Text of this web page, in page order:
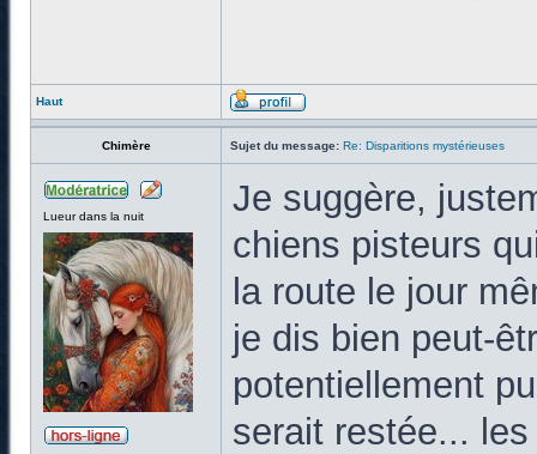
Haut
Chimère Sujet du message: Re: Disparitions mystérieuses
Lueur dans la nuit
Je suggère,
chiens pisteurs
la route le jour
je dis bien peut-
potentiellement
serait restée...